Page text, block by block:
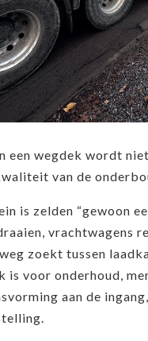
een wegdek wordt
van de
is zelden “gewoon
vrachtwagens
zoekt tussen
voor onderhoud,
aan de